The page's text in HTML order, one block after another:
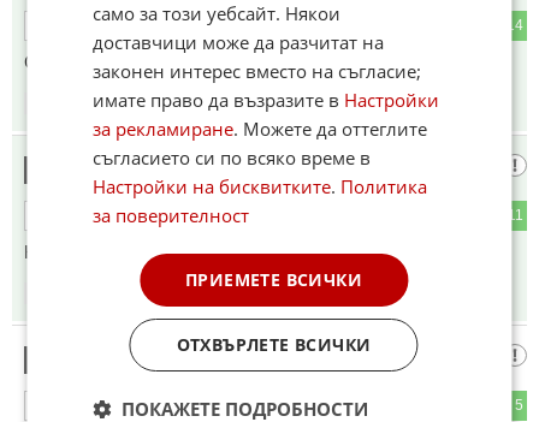
14
ОТГОВОР
Супер е.Електричките са за пeдaли
14.01.2025
Хи хи хи
11
ОТГОВОР
Който иска да си купува трафопост на колела. 😂
14.01.2025
5
ОТГОВОР
само за този уебсайт. Някои
доставчици може да разчитат на
законен интерес вместо на съгласие;
имате право да възразите в Настройки
за рекламиране. Можете да оттеглите
съгласието си по всяко време в
Настройки на бисквитките. Политика
за поверителност
ПРИЕМЕТЕ ВСИЧКИ
ОТХВЪРЛЕТЕ ВСИЧКИ
ПОКАЖЕТЕ ПОДРОБНОСТИ